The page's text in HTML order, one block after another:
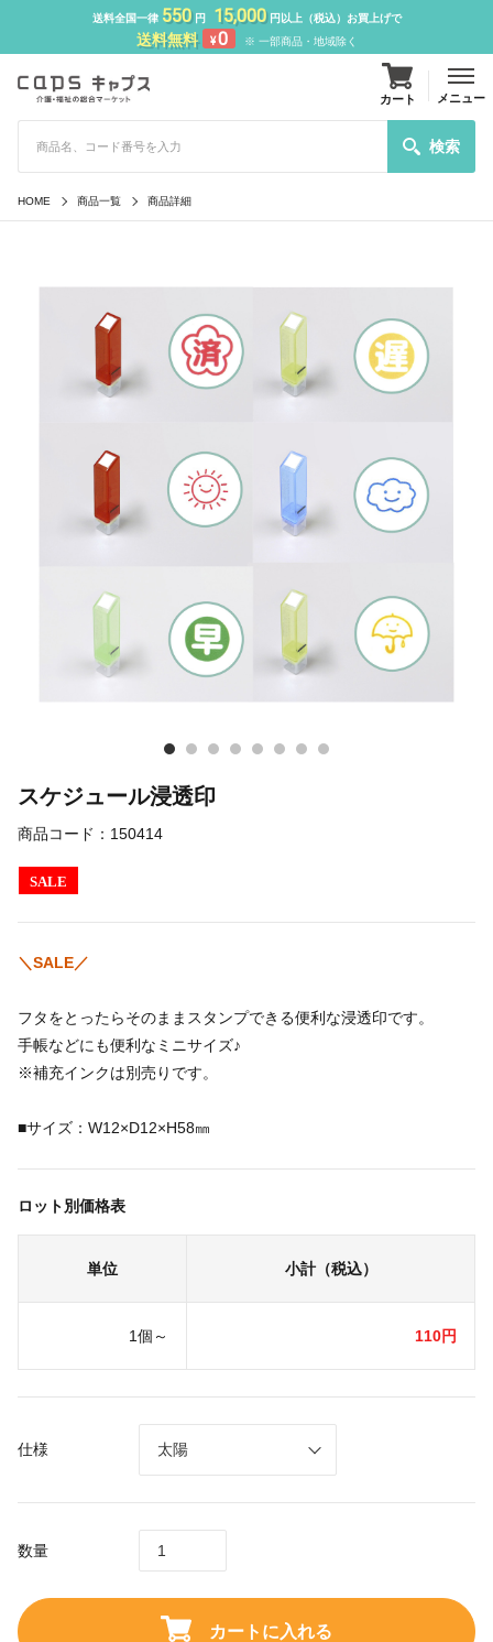
送料全国一律 550円 15,000円以上（税込）お買上げで
送料無料 ¥0 ※ 一部商品・地域除く
検索
カート メニュー
HOME 商品一覧 商品詳細
スケジュール浸透印
商品コード： 150414
SALE
＼SALE／
フタをとったらそのままスタンプできる便利な浸透印です。
手帳などにも便利なミニサイズ♪
※補充インクは別売りです。
■サイズ：W12×D12×H58㎜
ロット別価格表
単位 小計（税込）
1個～ 110円
仕様
数量
カートに入れる